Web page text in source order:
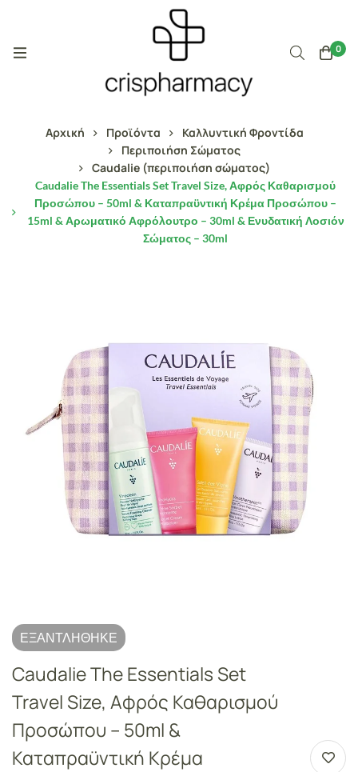
0
Αρχική Προϊόντα
Καλλυντική Φροντίδα
Περιποιήση Σώματος
Caudalie (περιποιήση σώματος)
Caudalie The Essentials Set Travel Size, Αφρός Καθαρισμού
Προσώπου – 50ml & Καταπραϋντική Κρέμα Προσώπου –
15ml & Αρωματικό Αφρόλουτρο – 30ml & Ενυδατική Λοσιόν
Σώματος – 30ml
ΕΞΑΝΤΛΉΘΗΚΕ
Caudalie The Essentials Set
Travel Size, Αφρός Καθαρισμού
Προσώπου – 50ml &
Καταπραϋντική Κρέμα